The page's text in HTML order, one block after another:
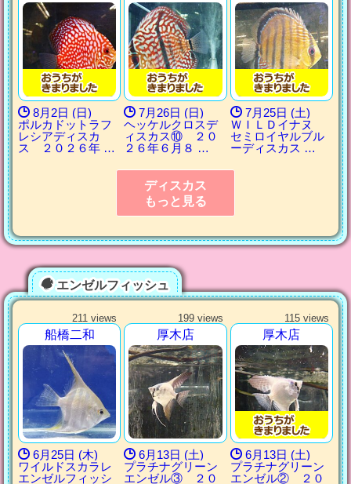
8月2日 (日)
ポルカドットラフ
レシアディスカ
ス ２０２６年 …
7月26日 (日)
ヘッケルクロスデ
ィスカス⑩ ２０
２６年６月８ …
7月25日 (土)
ＷＩＬＤイナヌ
セミロイヤルブル
ーディスカス …
ディスカス
もっと見る
エンゼルフィッシュ
211 views
船橋二和
6月25日 (木)
ワイルドスカラレ
エンゼルフィッシ
199 views
厚木店
6月13日 (土)
プラチナグリーン
エンゼル③ ２０
115 views
厚木店
6月13日 (土)
プラチナグリーン
エンゼル② ２０